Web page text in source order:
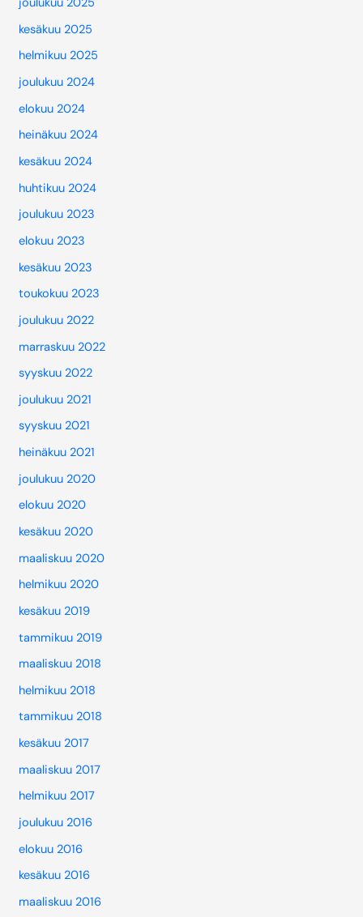
kesäkuu 2025
helmikuu 2025
joulukuu 2024
elokuu 2024
heinäkuu 2024
kesäkuu 2024
huhtikuu 2024
joulukuu 2023
elokuu 2023
kesäkuu 2023
toukokuu 2023
joulukuu 2022
marraskuu 2022
syyskuu 2022
joulukuu 2021
syyskuu 2021
heinäkuu 2021
joulukuu 2020
elokuu 2020
kesäkuu 2020
maaliskuu 2020
helmikuu 2020
kesäkuu 2019
tammikuu 2019
maaliskuu 2018
helmikuu 2018
tammikuu 2018
kesäkuu 2017
maaliskuu 2017
helmikuu 2017
joulukuu 2016
elokuu 2016
kesäkuu 2016
maaliskuu 2016